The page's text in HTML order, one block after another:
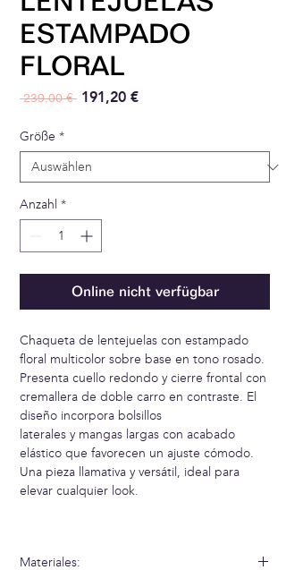
ESTAMPADO
FLORAL
239,00 € Standardpreis
191,20 €Sale-Preis
Größe *
Anzahl *
Online nicht verfügbar
Chaqueta de lentejuelas con estampado
floral multicolor sobre base en tono rosado.
Presenta cuello redondo y cierre frontal con
cremallera de doble carro en contraste. El
diseño incorpora bolsillos
laterales y mangas largas con acabado
elástico que favorecen un ajuste cómodo.
Una pieza llamativa y versátil, ideal para
elevar cualquier look.
Materiales: